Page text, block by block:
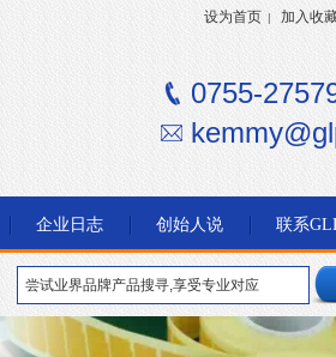
设为首页 | 加入收
0755-
企业日志 创始人说 联系